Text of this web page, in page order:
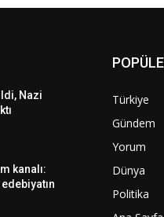
Nazi
kanalı:
Türkiye
Gündem
Yorum
Dünya
Politika